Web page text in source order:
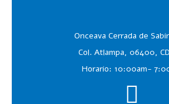
Onceava Cerrada de
Col. Atlampa, 06400,
Horario: 10:00am-